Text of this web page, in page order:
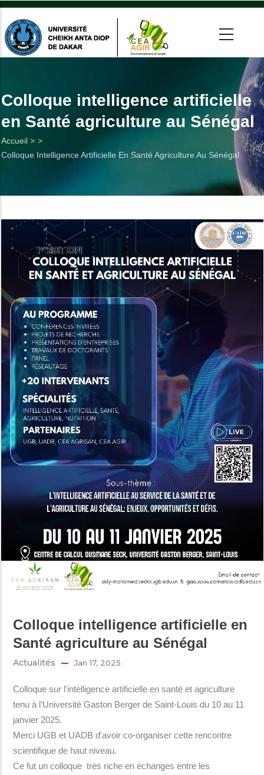
Aller
contenu
principal
Colloque intelligence artificielle
en Santé agriculture au Sénégal
Fil
d'Ariane
Accueil >
Colloque Intelligence Artificielle En Santé Agriculture Au Sénégal
Colloque intelligence artificielle en
Santé agriculture au Sénégal
Actualités Jan 17, 2025
Colloque sur l'intelligence artificielle en santé et agriculture
tenu à l'Université Gaston Berger de Saint-Louis du 10 au 11
janvier 2025.
Merci UGB et UADB d'avoir co-organiser cette rencontre
scientifique de haut niveau.
Ce fut un colloque très riche en échanges entre les